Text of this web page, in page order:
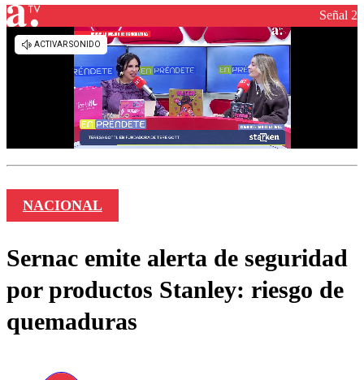
Señal 2
NACIONAL
Sernac emite alerta de seguridad
por productos Stanley: riesgo de
quemaduras